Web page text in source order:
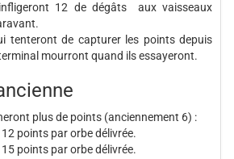
12 de dégâts aux vaisseaux
tenteront de capturer les points depuis
mourront quand ils essayeront.
plus de points (anciennement 6) :
12 points par orbe délivrée.
15 points par orbe délivrée.